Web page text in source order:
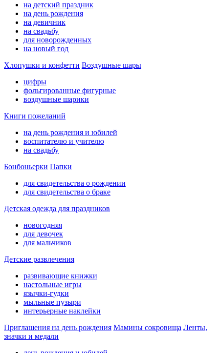
на детский праздник
на день рождения
на девичник
на свадьбу
для новорожденных
на новый год
Хлопушки и конфетти Воздушные шары
цифры
фольгированные фигурные
воздушные шарики
Книги пожеланий
на день рождения и юбилей
воспитателю и учителю
на свадьбу
Бонбоньерки Папки
для свидетельства о рождении
для свидетельства о браке
Детская одежда для праздников
новогодняя
для девочек
для мальчиков
Детские развлечения
развивающие книжки
настольные игры
язычки-гудки
мыльные пузыри
интерьерные наклейки
Приглашения на день рождения Мамины сокровища Ленты,
значки и медали